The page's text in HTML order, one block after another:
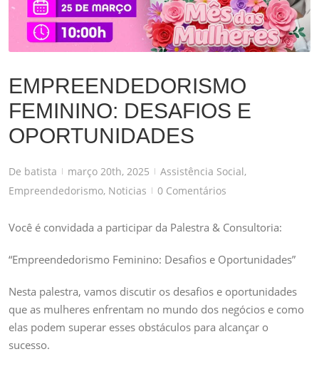
EMPREENDEDORISMO
FEMININO: DESAFIOS E
OPORTUNIDADES
De batista | março 20th, 2025 | Assistência Social,
Empreendedorismo, Noticias | 0 Comentários
Você é convidada a participar da Palestra & Consultoria:
“Empreendedorismo Feminino: Desafios e Oportunidades”
Nesta palestra, vamos discutir os desafios e oportunidades
que as mulheres enfrentam no mundo dos negócios e como
elas podem superar esses obstáculos para alcançar o
sucesso.